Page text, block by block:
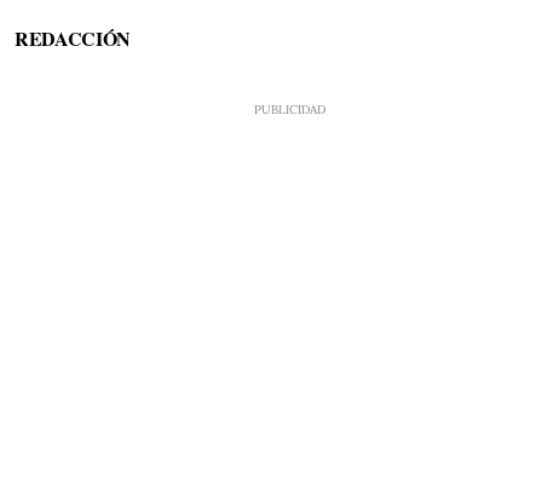
REDACCIÓN